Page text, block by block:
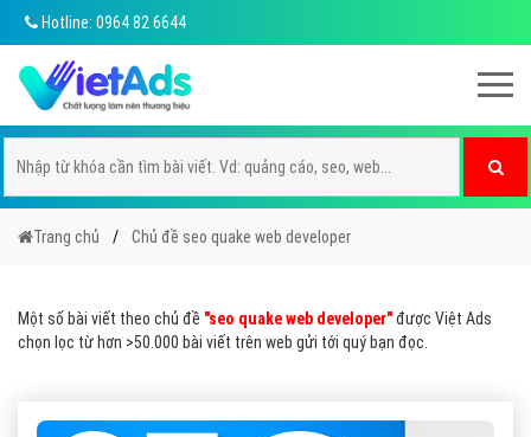
Hotline: 0964 82 6644
Trang chủ Chủ đề seo quake web developer
Một số bài viết theo chủ đề "seo quake web developer"được Việt Ads
chọn lọc từ hơn >50.000 bài viết trên web gửi tới quý bạn đọc.